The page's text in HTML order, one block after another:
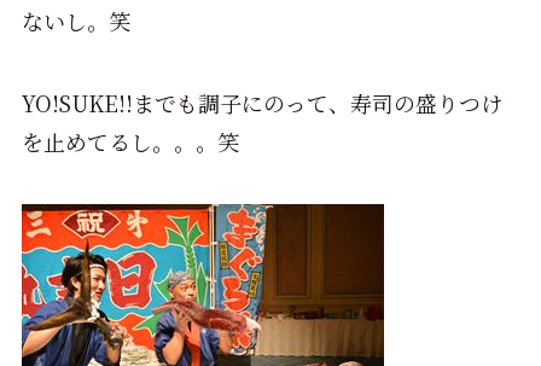
ないし。笑
YO!SUKE!!までも調子にのって、寿司の盛りつけ
を止めてるし。。。笑